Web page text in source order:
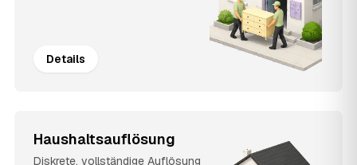
Details
Haushaltsauflösung
Diskrete, vollständige Auflösung